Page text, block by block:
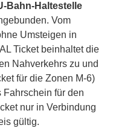
Bahn-Haltestelle
Vom
Umsteigen in
Ticket beinhaltet die
Nahverkehrs zu und
für die Zonen M-6)
für den
nur in Verbindung
gültig.